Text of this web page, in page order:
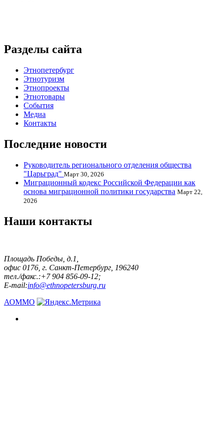
Разделы сайта
Этнопетербург
Этнотуризм
Этнопроекты
Этнотовары
События
Медиа
Контакты
Последние новости
Руководитель регионального отделения общества
"Царьград" Март 30, 2026
Миграционный кодекс Российской Федерации как
основа миграционной политики государства Март 22,
2026
Наши контакты
Площадь Победы, д.1,
офис 0176, г. Санкт-Петербург, 196240
тел./факс.:+7 904 856-09-12;
E-mail:info@ethnopetersburg.ru
АОММО